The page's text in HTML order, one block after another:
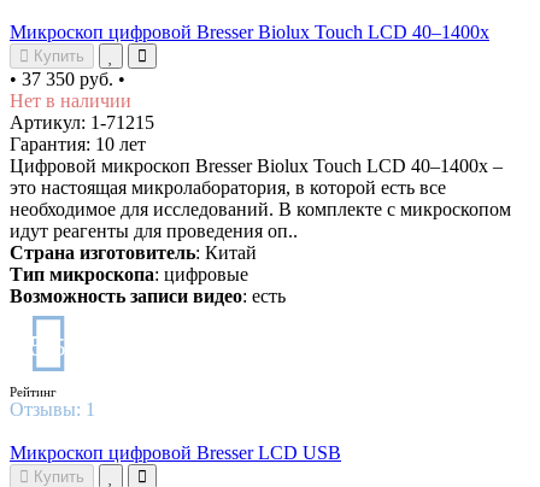
Микроскоп цифровой Bresser Biolux Touch LCD 40–1400x
Купить
• 37 350 руб. •
Нет в наличии
Артикул: 1-71215
Гарантия: 10 лет
Цифровой микроскоп Bresser Biolux Touch LCD 40–1400x –
это настоящая микролаборатория, в которой есть все
необходимое для исследований. В комплекте с микроскопом
идут реагенты для проведения оп..
Страна изготовитель: Китай
Тип микроскопа: цифровые
Возможность записи видео: есть
5 /5
Рейтинг
Отзывы: 1
Микроскоп цифровой Bresser LCD USB
Купить